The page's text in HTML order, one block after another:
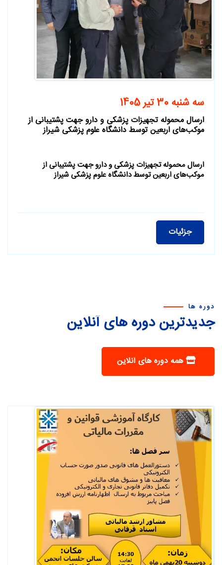
سه شنبه 30 تیر 1405
ارسال محموله تجهیزات پزشکی و دارو جهت پشتیبانی از
موکب‌های اربعین توسط دانشگاه علوم پزشکی شیراز
ارسال محموله تجهیزات پزشکی و دارو جهت پشتیبانی از
موکب‌های اربعین توسط دانشگاه علوم پزشکی شیراز
جزئیات
دوره ها
جدیدترین دوره های آنلاین
همه دوره های آنلاین